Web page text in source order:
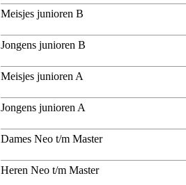
Meisjes junioren B
Jongens junioren B
Meisjes junioren A
Jongens junioren A
Dames Neo t/m Master
Heren Neo t/m Master